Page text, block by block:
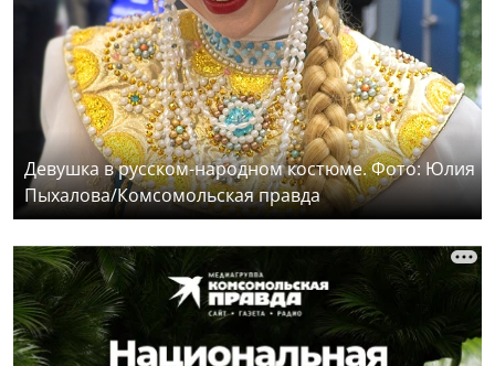
Девушка в русском-народном костюме. Фото: Юлия
Пыхалова/Комсомольская правда